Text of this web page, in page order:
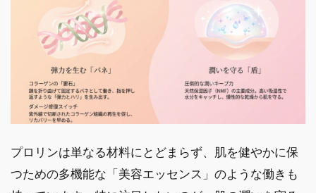
プロリンは単なる材料にとどまらず、肌を健やかに保
つための多機能な「美容エッセンス」のような働きも